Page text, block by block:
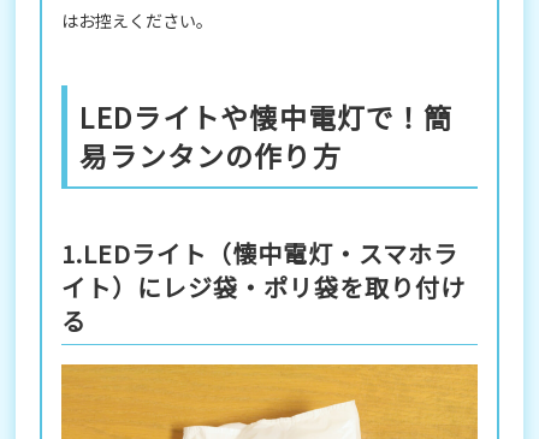
はお控えください。
LEDライトや懐中電灯で！簡
易ランタンの作り方
1.LEDライト（懐中電灯・スマホラ
イト）にレジ袋・ポリ袋を取り付け
る